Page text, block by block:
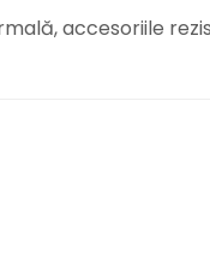
accesoriile